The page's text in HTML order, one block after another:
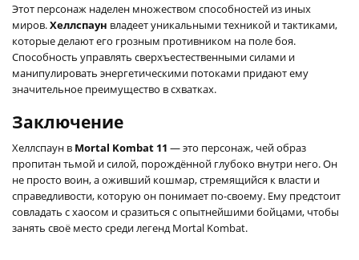
Этот персонаж наделен множеством способностей из иных
миров.Хеллспаун владеет уникальными техникой и тактиками,
которые делают его грозным противником на поле боя.
Способность управлять сверхъестественными силами и
манипулировать энергетическими потоками придают ему
значительное преимущество в схватках.
Заключение
Хеллспаун в Mortal Kombat 11 — это персонаж, чей образ
пропитан тьмой и силой, порождённой глубоко внутри него. Он
не просто воин, а оживший кошмар, стремящийся к власти и
справедливости, которую он понимает по-своему. Ему предстоит
совладать с хаосом и сразиться с опытнейшими бойцами, чтобы
занять своё место среди легенд Mortal Kombat.